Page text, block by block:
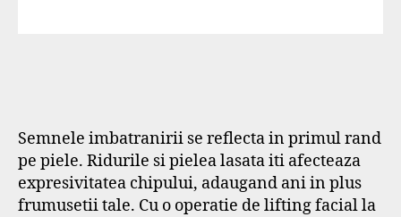
Semnele imbatranirii se reflecta in primul rand
pe piele. Ridurile si pielea lasata iti afecteaza
expresivitatea chipului, adaugand ani in plus
frumusetii tale. Cu o operatie de lifting facial la